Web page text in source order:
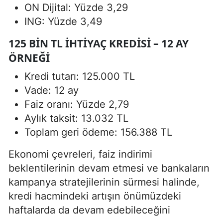
ON Dijital: Yüzde 3,29
ING: Yüzde 3,49
125 BIN TL IHTIYAÇ KREDISI – 12 AY
ÖRNEĞI
Kredi tutarı: 125.000 TL
Vade: 12 ay
Faiz oranı: Yüzde 2,79
Aylık taksit: 13.032 TL
Toplam geri ödeme: 156.388 TL
Ekonomi çevreleri, faiz indirimi
beklentilerinin devam etmesi ve bankaların
kampanya stratejilerinin sürmesi halinde,
kredi hacmindeki artışın önümüzdeki
haftalarda da devam edebileceğini